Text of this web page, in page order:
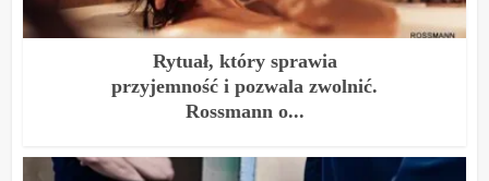
Rytuał, który sprawia
przyjemność i pozwala zwolnić.
Rossmann o...